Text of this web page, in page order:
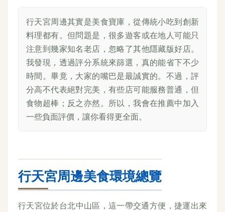
行天宮周邊其實是美食寶庫，從傳統小吃到創新
料理都有。但問題是，很多遊客或在地人可能只
注意到幾家知名老店，忽略了其他隱藏版好店。
我發現，透過評分系統來篩選，真的能省下不少
時間。畢竟，大家的嘴巴是最誠實的。不過，評
分高不代表絕對完美，有些店可能服務普通，但
食物超棒；反之亦然。所以，我會在推薦中加入
一些負面評價，讓你看得更全面。
行天宮周邊美食環境總覽
行天宮位於台北中山區，這一帶交通方便，捷運出來